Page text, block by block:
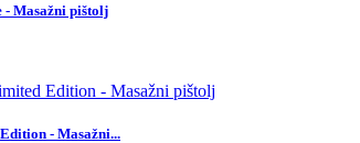
- Masažni pištolj
- Masažni...